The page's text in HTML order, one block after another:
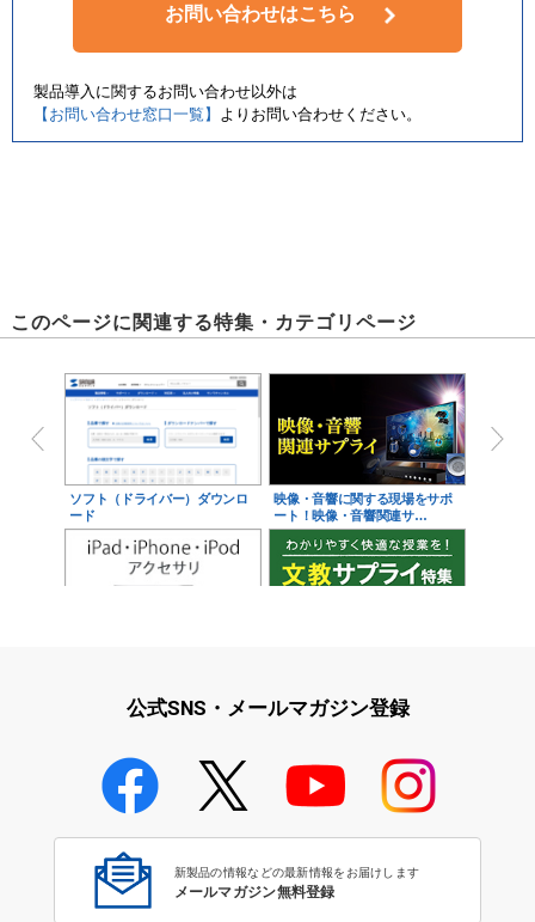
お問い合わせはこちら
製品導入に関するお問い合わせ以外は
【お問い合わせ窓口一覧】 よりお問い合わせください。
このページに関連する特集・カテゴリページ
ソフト（ドライバー）ダウンロ
ード
映像・音響に関する現場をサポ
ート！映像・音響関連サ…
学校教育のICT環境整備特集
公式SNS・メールマガジン登録
新製品の情報などの最新情報をお届けします
メールマガジン無料登録